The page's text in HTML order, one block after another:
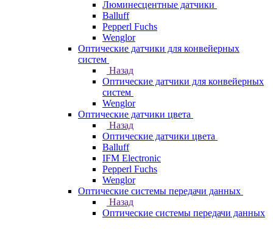
Люминесцентные датчики
Balluff
Pepperl Fuchs
Wenglor
Оптические датчики для конвейерных
систем
Назад
Оптические датчики для конвейерных
систем
Wenglor
Оптические датчики цвета
Назад
Оптические датчики цвета
Balluff
IFM Electronic
Pepperl Fuchs
Wenglor
Оптические системы передачи данных
Назад
Оптические системы передачи данных